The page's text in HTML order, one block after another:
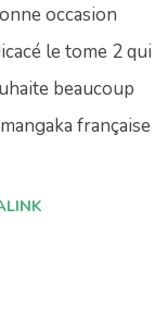
occasion
le tome 2 qui
beaucoup
française